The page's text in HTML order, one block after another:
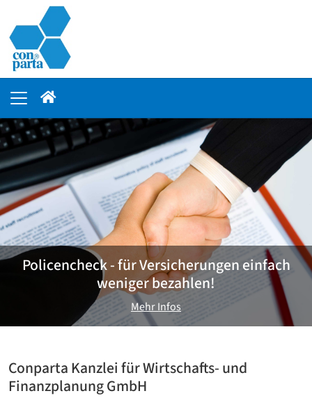
Policencheck - für Versicherungen einfach
weniger bezahlen!
Mehr Infos
Conparta Kanzlei für Wirtschafts- und
Finanzplanung GmbH